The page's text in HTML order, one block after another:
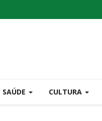
SAÚDE CULTURA